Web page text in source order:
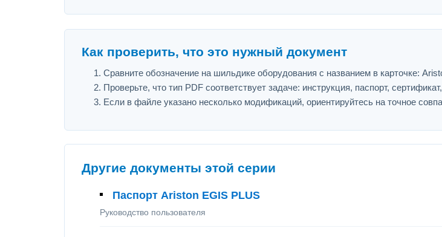
Как проверить, что это нужный документ
Сравните обозначение на шильдике оборудования с названием в карточке:
Проверьте, что тип PDF соответствует задаче: инструкция, паспорт,
Если в файле указано несколько модификаций, ориентируйтесь на точное
Другие документы этой серии
Паспорт Ariston EGIS PLUS
Руководство пользователя